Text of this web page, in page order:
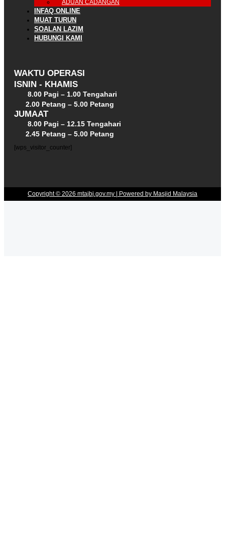
ADUAN CADANGAN
INFAQ ONLINE
MUAT TURUN
SOALAN LAZIM
HUBUNGI KAMI
WAKTU OPERASI
ISNIN - KHAMIS
8.00 Pagi – 1.00 Tengahari
2.00 Petang – 5.00 Petang
JUMAAT
8.00 Pagi – 12.15 Tengahari
2.45 Petang – 5.00 Petang
[wps_visitor_counter]
Copyright © 2026 mtajbj.gov.my | Powered by Masjid Malaysia